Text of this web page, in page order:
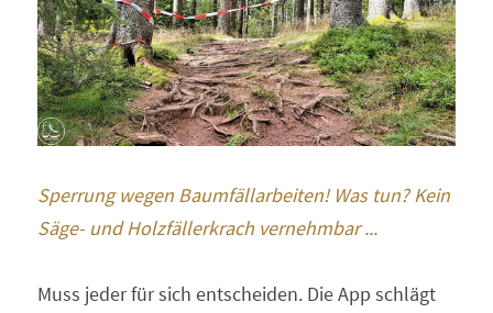
Sperrung wegen Baumfällarbeiten! Was tun? Kein
Säge- und Holzfällerkrach vernehmbar ...
Muss jeder für sich entscheiden. Die App schlägt